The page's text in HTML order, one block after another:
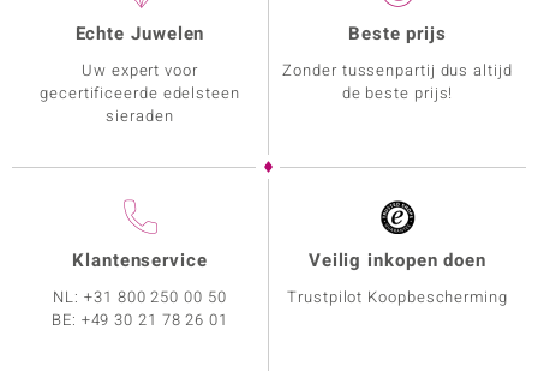
Echte Juwelen
Uw expert voor
gecertificeerde edelsteen
sieraden
Beste prijs
Zonder tussenpartij dus altijd
de beste prijs!
Klantenservice
NL:+31 800 250 00 50
BE: +49 30 21 78 26 01
Veilig inkopen doen
Trustpilot Koopbescherming